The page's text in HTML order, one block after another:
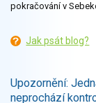
pokračování v
Jak psát blog?
Upozornění:
neprochází